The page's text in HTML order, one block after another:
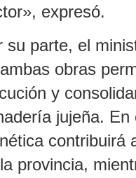
expresó.
su parte, el
obras
y
jujeña.
contribuirá
provincia,